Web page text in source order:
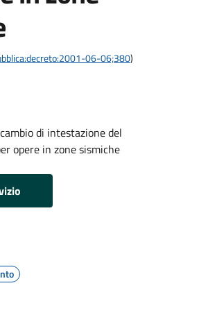
06-06;380)
di intestazione del
opere in zone sismiche